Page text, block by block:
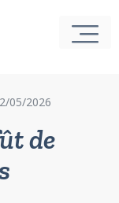
05/2026
de